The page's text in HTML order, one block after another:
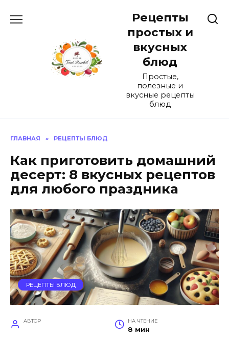
Рецепты
простых и
вкусных
блюд
Простые,
полезные и
вкусные рецепты
блюд
ГЛАВНАЯ » РЕЦЕПТЫ БЛЮД
Как приготовить домашний
десерт: 8 вкусных рецептов
для любого праздника
РЕЦЕПТЫ БЛЮД
АВТОР НА ЧТЕНИЕ
8 мин